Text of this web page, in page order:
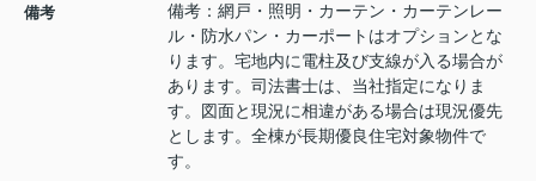
備考
備考：網戸・照明・カーテン・カーテンレー
ル・防水パン・カーポートはオプションとな
ります。宅地内に電柱及び支線が入る場合が
あります。司法書士は、当社指定になりま
す。図面と現況に相違がある場合は現況優先
とします。全棟が長期優良住宅対象物件で
す。